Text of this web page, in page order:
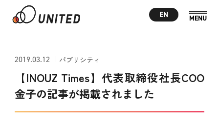
EN
2019.03.12 パブリシティ
【INOUZ Times】代表取締役社長COO
金子の記事が掲載されました